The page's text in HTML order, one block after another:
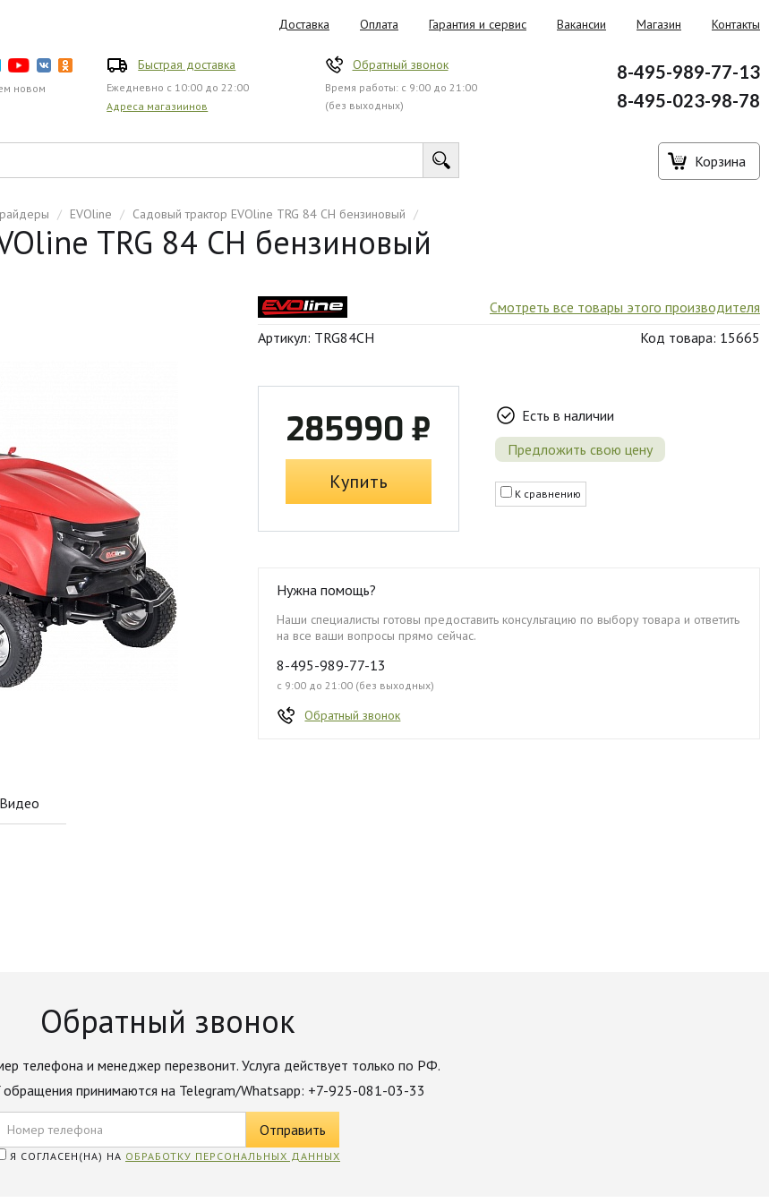
Доставка Оплата Гарантия и сервис Вакансии Магазин Контакты
новом
Быстрая доставка
Ежедневно с 10:00 до 22:00
Адреса магазиинов
Обратный звонок
Время работы: с 9:00 до 21:00
(без выходных)
8-495-989-77-13
8-495-023-98-78
Корзина
/ EVOline / Садовый трактор EVOline TRG 84 CH бензиновый /
TRG 84 CH бензиновый
Смотреть все товары этого производителя
Артикул: TRG84CH
Код товара: 15665
285990 ₽
Купить
Есть в наличии
Предложить свою цену
К сравнению
Нужна помощь?
Наши специалисты готовы предоставить консультацию по выбору товара и ответить
на все ваши вопросы прямо сейчас.
8-495-989-77-13
с 9:00 до 21:00 (без выходных)
Обратный звонок
Видео
Обратный звонок
телефона и менеджер перезвонит. Услуга действует только по РФ.
обращения принимаются на Telegram/Whatsapp: +7-925-081-03-33
Я СОГЛАСЕН(НА) НА ОБРАБОТКУ ПЕРСОНАЛЬНЫХ ДАННЫХ